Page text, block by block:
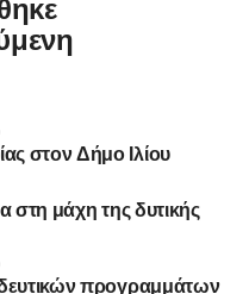
στον Δήμο Ιλίου
στη μάχη της δυτικής
προγραμμάτων